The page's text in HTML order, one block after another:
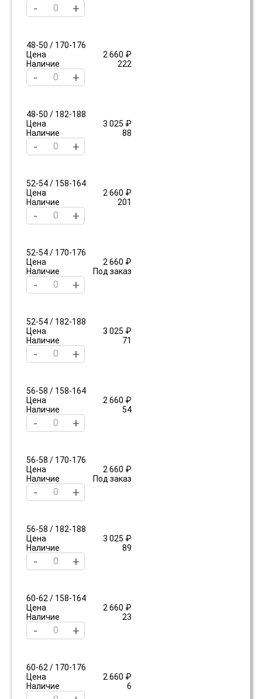
- +
48-50 / 170-176
Цена
2 660 ₽
Наличие
222
- +
48-50 / 182-188
Цена
3 025 ₽
Наличие
88
- +
52-54 / 158-164
Цена
2 660 ₽
Наличие
201
- +
52-54 / 170-176
Цена
2 660 ₽
Наличие
Под заказ
- +
52-54 / 182-188
Цена
3 025 ₽
Наличие
71
- +
56-58 / 158-164
Цена
2 660 ₽
Наличие
54
- +
56-58 / 170-176
Цена
2 660 ₽
Наличие
Под заказ
- +
56-58 / 182-188
Цена
3 025 ₽
Наличие
89
- +
60-62 / 158-164
Цена
2 660 ₽
Наличие
23
- +
60-62 / 170-176
Цена
2 660 ₽
Наличие
6